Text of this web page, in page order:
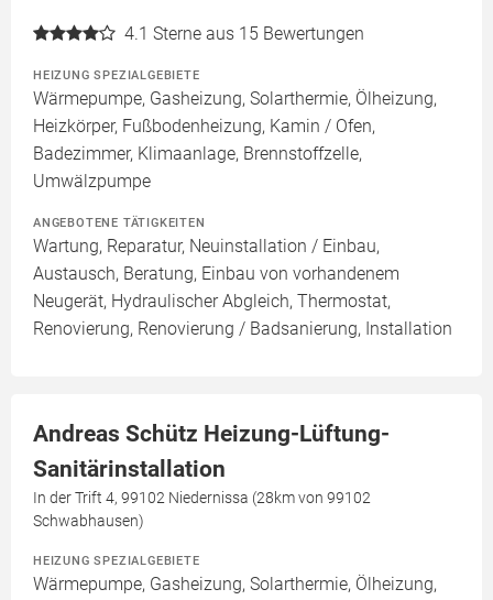
4.1 Sterne aus 15 Bewertungen
HEIZUNG SPEZIALGEBIETE
Wärmepumpe, Gasheizung, Solarthermie, Ölheizung,
Heizkörper, Fußbodenheizung, Kamin / Ofen,
Badezimmer, Klimaanlage, Brennstoffzelle,
Umwälzpumpe
ANGEBOTENE TÄTIGKEITEN
Wartung, Reparatur, Neuinstallation / Einbau,
Austausch, Beratung, Einbau von vorhandenem
Neugerät, Hydraulischer Abgleich, Thermostat,
Renovierung, Renovierung / Badsanierung, Installation
Andreas Schütz Heizung-Lüftung-
Sanitärinstallation
In der Trift 4, 99102 Niedernissa (28km von 99102
Schwabhausen)
HEIZUNG SPEZIALGEBIETE
Wärmepumpe, Gasheizung, Solarthermie, Ölheizung,